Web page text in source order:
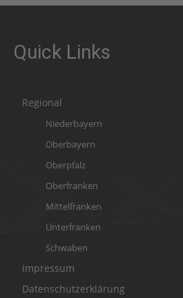
Quick Links
Regional
Niederbayern
Oberbayern
Oberpfalz
Oberfranken
Mittelfranken
Unterfranken
Schwaben
Impressum
Datenschutzerklärung